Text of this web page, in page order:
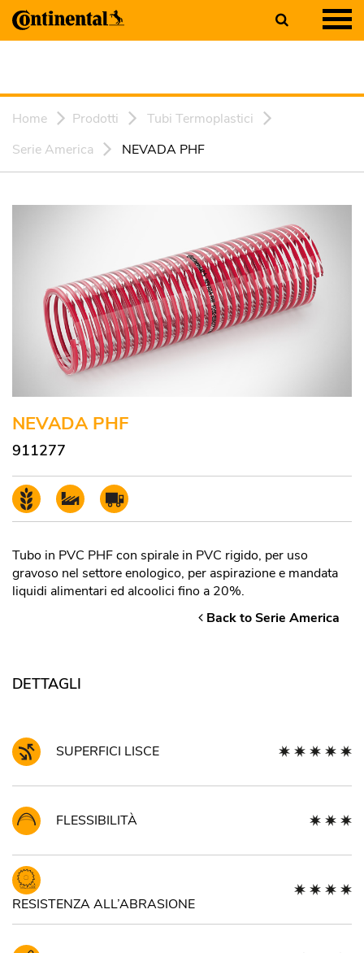
Home Prodotti
Tubi Termoplastici
Serie America
NEVADA PHF
NEVADA PHF
911277
Tubo in PVC PHF con spirale in PVC rigido, per uso
gravoso nel settore enologico, per aspirazione e mandata
liquidi alimentari ed alcoolici fino a 20%.
Back to Serie America
DETTAGLI
SUPERFICI LISCE
FLESSIBILITÀ
RESISTENZA ALL’ABRASIONE